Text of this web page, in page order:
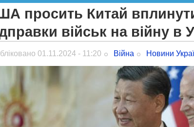
просить Китай
військ на війну в
01.11.2024 - 11:20 Війна Новини